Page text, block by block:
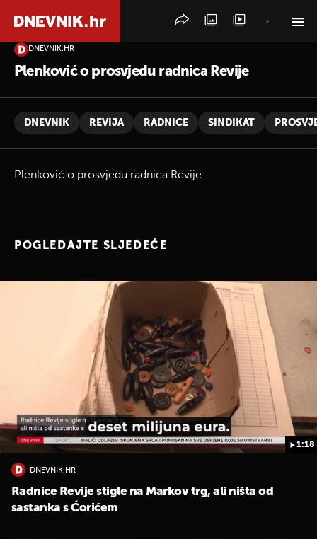
DNEVNIK.HR
Plenković o prosvjedu radnica Revije
DNEVNIK REVIJA RADNICE SINDIKAT
Plenković o prosvjedu radnica Revije
POGLEDAJTE SLJEDEĆE
1:18
DNEVNIK.HR
Radnice Revije stigle na Markov trg, ali ništa od
sastanka s Ćorićem
PRETRAŽITE VIJESTI